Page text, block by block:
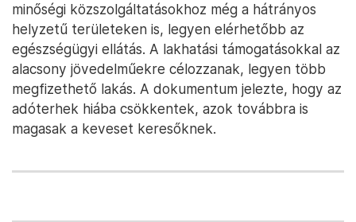
minőségi közszolgáltatásokhoz még a hátrányos
helyzetű területeken is, legyen elérhetőbb az
egészségügyi ellátás. A lakhatási támogatásokkal az
alacsony jövedelműekre célozzanak, legyen több
megfizethető lakás. A dokumentum jelezte, hogy az
adóterhek hiába csökkentek, azok továbbra is
magasak a keveset keresőknek.